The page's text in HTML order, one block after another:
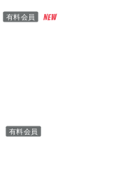
有料会員
有料会員